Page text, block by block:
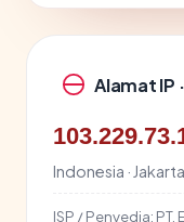
Alamat IP
Indonesia · Jakarta
ISP / Penyedia: PT.